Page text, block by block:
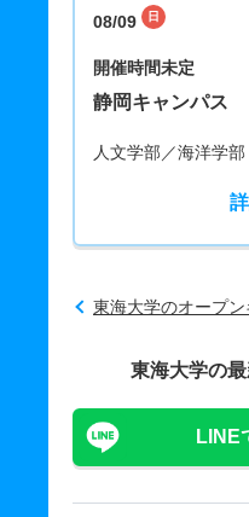
08/09 日
開催時間未定
静岡キャンパス
人文学部／海洋学部
東海大学のオープ
東海大学の
LINE